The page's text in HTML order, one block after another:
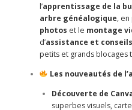
l’apprentissage de la
arbre généalogique,
photos et le montage
d’assistance et
petits et grands blocages
Les nouveautés de
Découverte de
superbes visuels,